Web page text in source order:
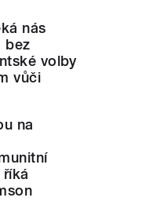
nás
bez
volby
vůči
na